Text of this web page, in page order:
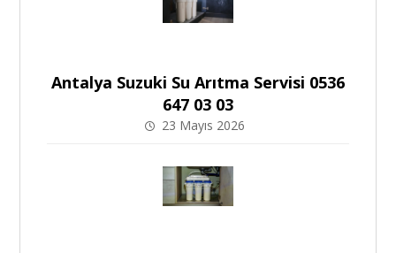
Antalya Suzuki Su Arıtma Servisi 0536
647 03 03
23 Mayıs 2026